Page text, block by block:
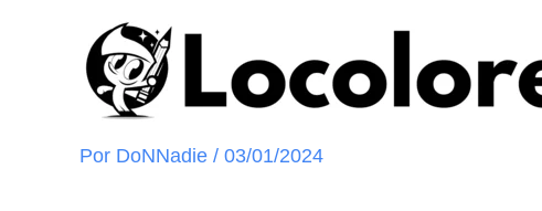
Por DoNNadie / 03/01/2024